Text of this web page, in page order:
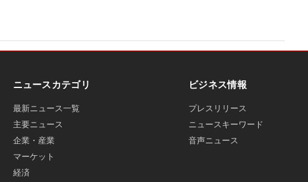
ニュースカテゴリ
最新ニュース一覧
主要ニュース
企業・産業
マーケット
経済
ビジネス情報
プレスリリース
ニュースキーワード
音声ニュース